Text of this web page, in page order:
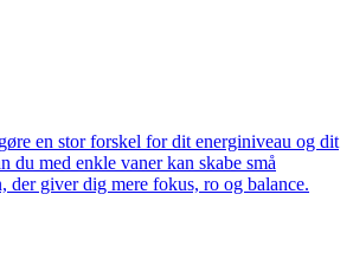
en stor forskel for dit energiniveau og dit
du med enkle vaner kan skabe små
der giver dig mere fokus, ro og balance.